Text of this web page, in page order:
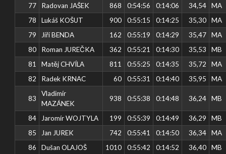
77
Radovan JAŠEK 868 0:54:56 0:14:06 34,54
MA
78
Lukáš KOŠUT 900 0:55:15 0:14:25 35,30
MA
79
Jiří BENDA 162 0:55:19 0:14:29 35,47
MA
80
Roman JUREČKA 362 0:55:21 0:14:30 35,53
MB
81
Matěj CHVÍLA 811 0:55:25 0:14:35 35,72
MA
82
Radek KRNAC 60 0:55:31 0:14:40 35,95 MA
83
Vladimír
MAZÁNEK
938 0:55:38 0:14:48 36,24 MB
84 Jaromír WOJTYLA 199 0:55:39 0:14:49 36,29
MB
85
Jan JUREK 742 0:55:41 0:14:50 36,34
MA
86
Dušan OLAJOŠ 1010 0:55:42 0:14:52 36,40
MB